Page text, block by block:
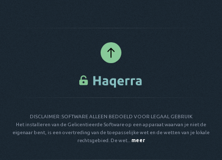
DISCLAIMER: SOFTWARE ALLEEN BEDOELD VOOR LEGAAL GEBRUIK
Het installeren van de Gelicentieerde Software op een apparaat waarvan je niet de
eigenaar bent, is een overtreding van de toepasselijke wet en de wetten van je lokale
rechtsgebied. De wet...
meer